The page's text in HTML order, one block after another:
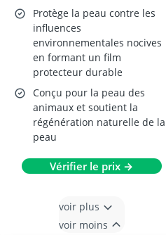
Protège la peau contre les
influences
environnementales nocives
en formant un film
protecteur durable
Conçu pour la peau des
animaux et soutient la
régénération naturelle de la
peau
Vérifier le prix →
voir plus
voir moins